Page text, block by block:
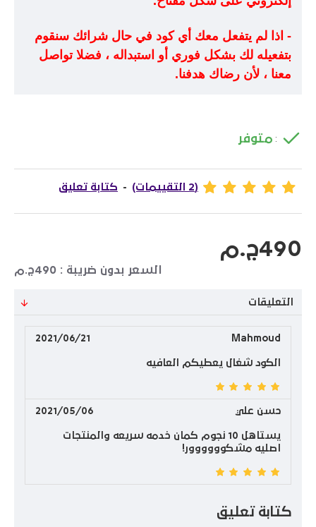
- اذا لم يتفعل معك أي كود في حال شرائك سنقوم
بتفعيله لك بشكل فوري أو استبداله ، فضلا تواصل
معنا ، لأن رضاك هدفنا.
: متوفر
(2 التقييمات) - كتابة تعليق
490ج.م
السعر بدون ضريبة : 490ج.م
التعليقات
Mahmoud
2021/06/21
الكود شغال يعطيكم العافيه
حسن علي 2021/05/06
يستاهل 10 نجوم كمان خدمه سريعه والمنتجات
اصليه مشكوووووور!
كتابة تعليق